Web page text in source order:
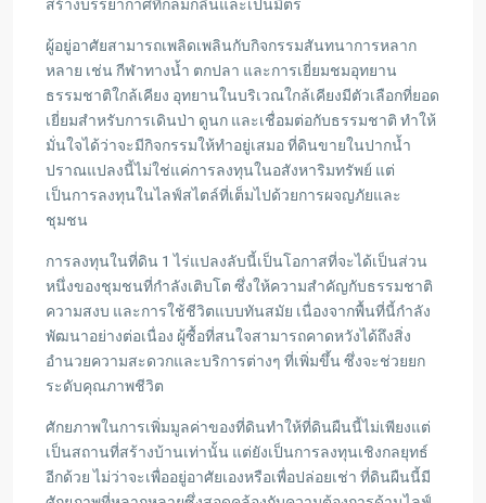
สร้างบรรยากาศที่กลมกลืนและเป็นมิตร
ผู้อยู่อาศัยสามารถเพลิดเพลินกับกิจกรรมสันทนาการหลาก
หลาย เช่น กีฬาทางน้ำ ตกปลา และการเยี่ยมชมอุทยาน
ธรรมชาติใกล้เคียง อุทยานในบริเวณใกล้เคียงมีตัวเลือกที่ยอด
เยี่ยมสำหรับการเดินป่า ดูนก และเชื่อมต่อกับธรรมชาติ ทำให้
มั่นใจได้ว่าจะมีกิจกรรมให้ทำอยู่เสมอ ที่ดินขายในปากน้ำ
ปราณแปลงนี้ไม่ใช่แค่การลงทุนในอสังหาริมทรัพย์ แต่
เป็นการลงทุนในไลฟ์สไตล์ที่เต็มไปด้วยการผจญภัยและ
ชุมชน
การลงทุนในที่ดิน 1 ไร่แปลงลับนี้เป็นโอกาสที่จะได้เป็นส่วน
หนึ่งของชุมชนที่กำลังเติบโต ซึ่งให้ความสำคัญกับธรรมชาติ
ความสงบ และการใช้ชีวิตแบบทันสมัย เนื่องจากพื้นที่นี้กำลัง
พัฒนาอย่างต่อเนื่อง ผู้ซื้อที่สนใจสามารถคาดหวังได้ถึงสิ่ง
อำนวยความสะดวกและบริการต่างๆ ที่เพิ่มขึ้น ซึ่งจะช่วยยก
ระดับคุณภาพชีวิต
ศักยภาพในการเพิ่มมูลค่าของที่ดินทำให้ที่ดินผืนนี้ไม่เพียงแต่
เป็นสถานที่สร้างบ้านเท่านั้น แต่ยังเป็นการลงทุนเชิงกลยุทธ์
อีกด้วย ไม่ว่าจะเพื่ออยู่อาศัยเองหรือเพื่อปล่อยเช่า ที่ดินผืนนี้มี